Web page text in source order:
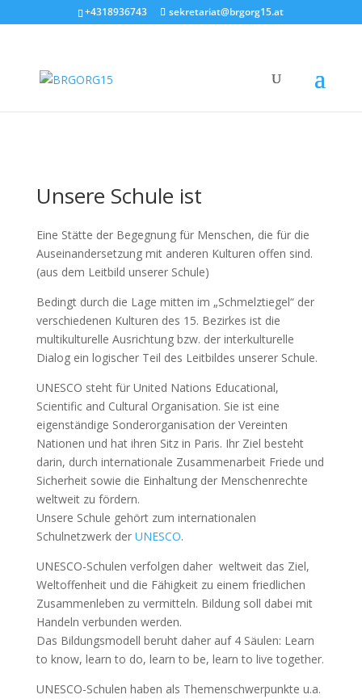
+4318936743 sekretariat@brgorg15.at
Unsere Schule ist
Eine Stätte der Begegnung für Menschen, die für die
Auseinandersetzung mit anderen Kulturen offen sind.
(aus dem Leitbild unserer Schule)
Bedingt durch die Lage mitten im „Schmelztiegel“ der
verschiedenen Kulturen des 15. Bezirkes ist die
multikulturelle Ausrichtung bzw. der interkulturelle
Dialog ein logischer Teil des Leitbildes unserer Schule.
UNESCO steht für United Nations Educational,
Scientific and Cultural Organisation. Sie ist eine
eigenständige Sonderorganisation der Vereinten
Nationen und hat ihren Sitz in Paris. Ihr Ziel besteht
darin, durch internationale Zusammenarbeit Friede und
Sicherheit sowie die Einhaltung der Menschenrechte
weltweit zu fördern.
Unsere Schule gehört zum internationalen
Schulnetzwerk der UNESCO.
UNESCO-Schulen verfolgen daher weltweit das Ziel,
Weltoffenheit und die Fähigkeit zu einem friedlichen
Zusammenleben zu vermitteln. Bildung soll dabei mit
Handeln verbunden werden.
Das Bildungsmodell beruht daher auf 4 Säulen: Learn
to know, learn to do, learn to be, learn to live together.
UNESCO-Schulen haben als Themenschwerpunkte u.a.